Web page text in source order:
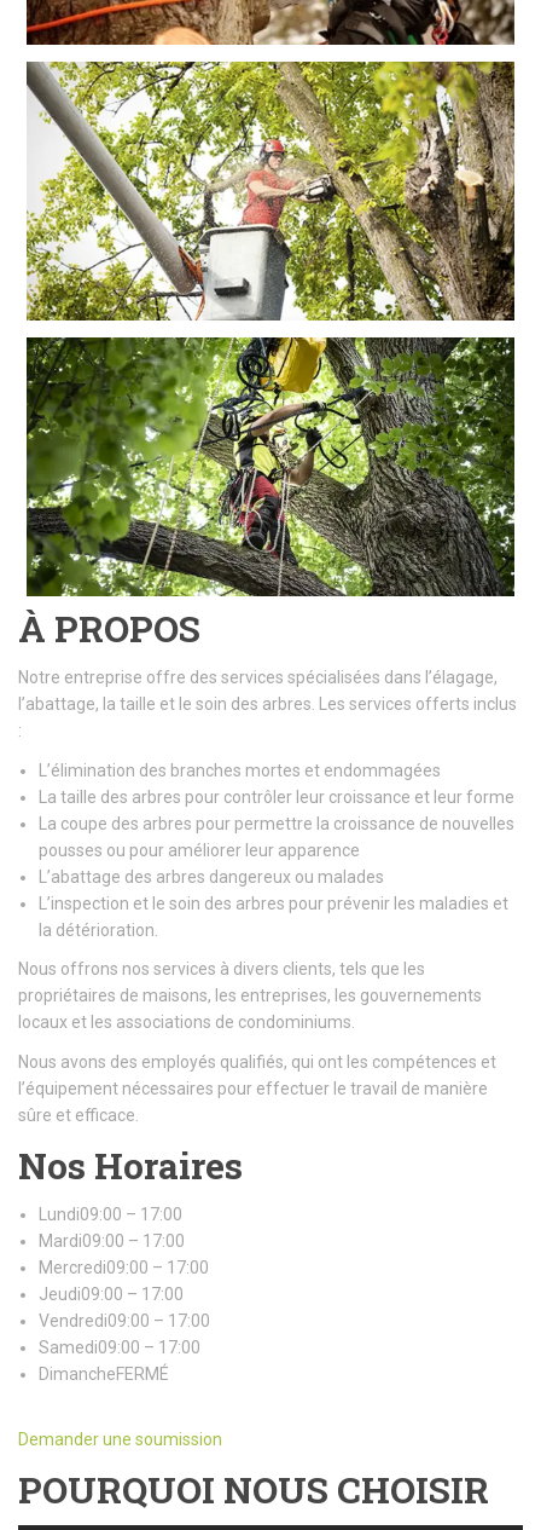
À PROPOS
Notre entreprise offre des services spécialisées dans l’élagage,
l’abattage, la taille et le soin des arbres. Les services offerts inclus
:
L’élimination des branches mortes et endommagées
La taille des arbres pour contrôler leur croissance et leur forme
La coupe des arbres pour permettre la croissance de nouvelles
pousses ou pour améliorer leur apparence
L’abattage des arbres dangereux ou malades
L’inspection et le soin des arbres pour prévenir les maladies et
la détérioration.
Nous offrons nos services à divers clients, tels que les
propriétaires de maisons, les entreprises, les gouvernements
locaux et les associations de condominiums.
Nous avons des employés qualifiés, qui ont les compétences et
l’équipement nécessaires pour effectuer le travail de manière
sûre et efficace.
Nos Horaires
Lundi09:00 – 17:00
Mardi09:00 – 17:00
Mercredi09:00 – 17:00
Jeudi09:00 – 17:00
Vendredi09:00 – 17:00
Samedi09:00 – 17:00
DimancheFERMÉ
Demander une soumission
POURQUOI NOUS CHOISIR